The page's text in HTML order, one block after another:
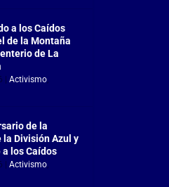
a los Caídos
de la Montaña
de La
|Activismo,
de la
la División Azul y
a los Caídos
|Activismo,